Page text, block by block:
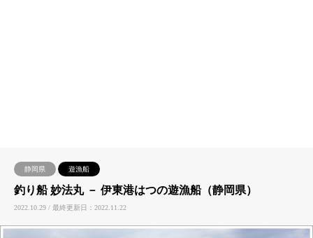
静岡県 遊漁船
釣り船 妙法丸 － 伊東港はつの遊漁船（静岡県）
2022.10.29 / 最終更新日：2022.11.22